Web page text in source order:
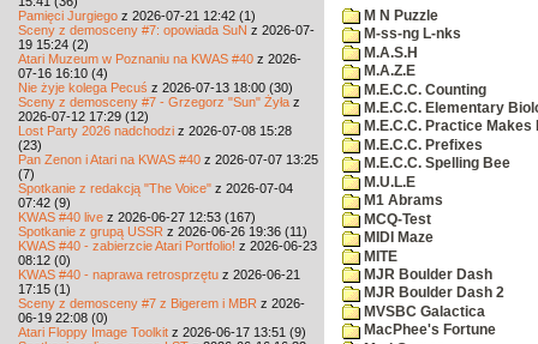
Pamięci Jurgiego z 2026-07-21 12:42 (1)
Sceny z demosceny #7: opowiada SuN z 2026-07-
19 15:24 (2)
Atari Muzeum w Poznaniu na KWAS #40 z 2026-
07-16 16:10 (4)
Nie żyje kolega Pecuś z 2026-07-13 18:00 (30)
Sceny z demosceny #7 - Grzegorz "Sun" Żyła z
2026-07-12 17:29 (12)
Lost Party 2026 nadchodzi z 2026-07-08 15:28
(23)
Pan Zenon i Atari na KWAS #40 z 2026-07-07 13:25
(7)
Spotkanie z redakcją "The Voice" z 2026-07-04
07:42 (9)
KWAS #40 live z 2026-06-27 12:53 (167)
Spotkanie z grupą USSR z 2026-06-26 19:36 (11)
KWAS #40 - zabierzcie Atari Portfolio! z 2026-06-23
08:12 (0)
KWAS #40 - naprawa retrosprzętu z 2026-06-21
17:15 (1)
Sceny z demosceny #7 z Bigerem i MBR z 2026-
06-19 22:08 (0)
Atari Floppy Image Toolkit z 2026-06-17 13:51 (9)
M N Puzzle
M-ss-ng L-nks
M.A.S.H
M.A.Z.E
M.E.C.C. Counting
M.E.C.C. Elementary
M.E.C.C. Practice Makes
M.E.C.C. Prefixes
M.E.C.C. Spelling Bee
M.U.L.E
M1 Abrams
MCQ-Test
MIDI Maze
MITE
MJR Boulder Dash
MJR Boulder Dash 2
MVSBC Galactica
MacPhee's Fortune